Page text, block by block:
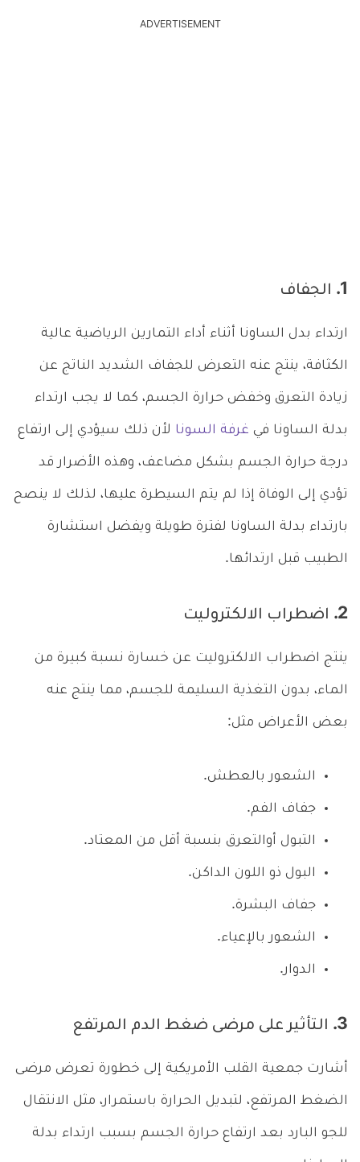
ADVERTISEMENT
1. الجفاف
ارتداء بدل الساونا أثناء أداء التمارين الرياضية عالية
الكثافة، ينتج عنه التعرض للجفاف الشديد الناتج عن
زيادة التعرق وخفض حرارة الجسم، كما لا يجب ارتداء
بدلة الساونا في غرفة السونا لأن ذلك سيؤدي إلى ارتفاع
درجة حرارة الجسم بشكل مضاعف، وهذه الأضرار قد
تؤدي إلى الوفاة إذا لم يتم السيطرة عليها، لذلك لا ينصح
بارتداء بدلة الساونا لفترة طويلة ويفضل استشارة
الطبيب قبل ارتدائها.
2. اضطراب الالكتروليت
ينتج اضطراب الالكتروليت عن خسارة نسبة كبيرة من
الماء، بدون التغذية السليمة للجسم، مما ينتج عنه
بعض الأعراض مثل:
الشعور بالعطش.
جفاف الفم.
التبول أوالتعرق بنسبة أقل من المعتاد.
البول ذو اللون الداكن.
جفاف البشرة.
الشعور بالإعياء.
الدوار.
3. التأثير على مرضى ضغط الدم المرتفع
أشارت جمعية القلب الأمريكية إلى خطورة تعرض مرضى
الضغط المرتفع، لتبديل الحرارة باستمرار، مثل الانتقال
للجو البارد بعد ارتفاع حرارة الجسم بسبب ارتداء بدلة